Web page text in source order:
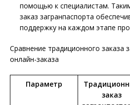
помощью к специалистам.
заказ загранпаспорта
поддержку на каждом этапе
Сравнение традиционного заказа
онлайн-заказа
Параметр
заказ